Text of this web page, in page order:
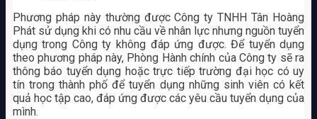
Phương pháp này thường được Công ty TNHH Tân Hoàng
Phát sử dụng khi có nhu cầu về nhân lực nhưng nguồn tuyển
dụng trong Công ty không đáp ứng được. Để tuyển dụng
theo phương pháp này, Phòng Hành chính của Công ty sẽ ra
thông báo tuyển dụng hoặc trực tiếp trường đại học có uy
tín trong thành phố để tuyển dụng những sinh viên có kết
quả học tập cao, đáp ứng được các yêu cầu tuyển dụng của
mình.